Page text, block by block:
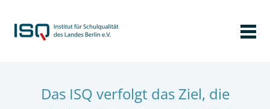
Das ISQ verfolgt das Ziel, die